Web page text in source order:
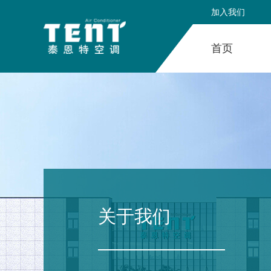
加入我们
首页
关于我们